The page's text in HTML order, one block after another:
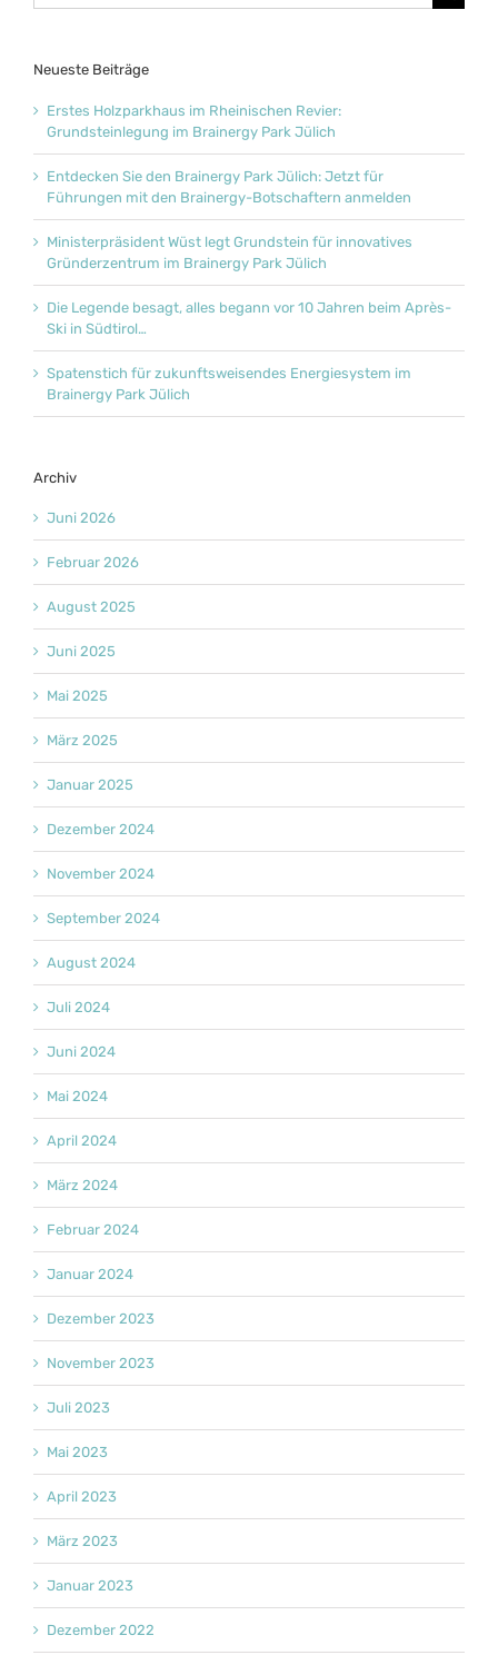
nach:
Neueste Beiträge
Erstes Holzparkhaus im Rheinischen Revier:
Grundsteinlegung im Brainergy Park Jülich
Entdecken Sie den Brainergy Park Jülich: Jetzt für
Führungen mit den Brainergy-Botschaftern anmelden
Ministerpräsident Wüst legt Grundstein für innovatives
Gründerzentrum im Brainergy Park Jülich
Die Legende besagt, alles begann vor 10 Jahren beim Après-
Ski in Südtirol…
Spatenstich für zukunftsweisendes Energiesystem im
Brainergy Park Jülich
Archiv
Juni 2026
Februar 2026
August 2025
Juni 2025
Mai 2025
März 2025
Januar 2025
Dezember 2024
November 2024
September 2024
August 2024
Juli 2024
Juni 2024
Mai 2024
April 2024
März 2024
Februar 2024
Januar 2024
Dezember 2023
November 2023
Juli 2023
Mai 2023
April 2023
März 2023
Januar 2023
Dezember 2022